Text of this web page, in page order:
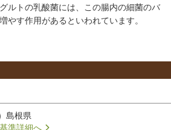
ルトの乳酸菌には、この腸内の細菌のバ
やす作用があるといわれています。